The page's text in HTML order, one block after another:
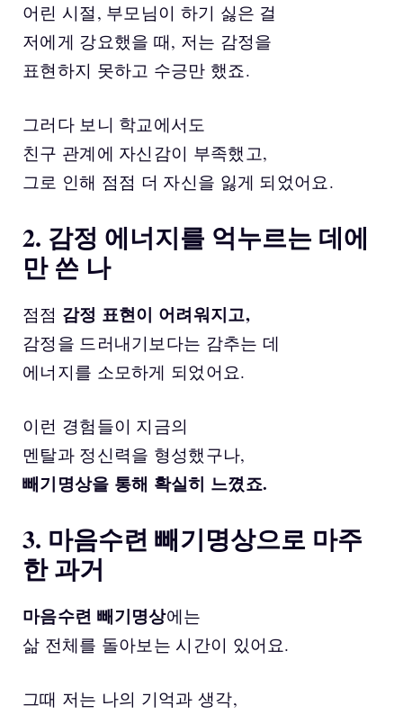
어린 시절, 부모님이 하기 싫은 걸
저에게 강요했을 때, 저는 감정을
표현하지 못하고 수긍만 했죠.
그러다 보니 학교에서도
친구 관계에 자신감이 부족했고,
그로 인해 점점 더 자신을 잃게 되었어요.
2. 감정 에너지를 억누르는 데에
만 쓴 나
점점 감정 표현이 어려워지고,
감정을 드러내기보다는 감추는 데
에너지를 소모하게 되었어요.
이런 경험들이 지금의
멘탈과 정신력을 형성했구나,
빼기명상을 통해 확실히 느꼈죠.
3. 마음수련 빼기명상으로 마주
한 과거
마음수련 빼기명상에는
삶 전체를 돌아보는 시간이 있어요.
그때 저는 나의 기억과 생각,